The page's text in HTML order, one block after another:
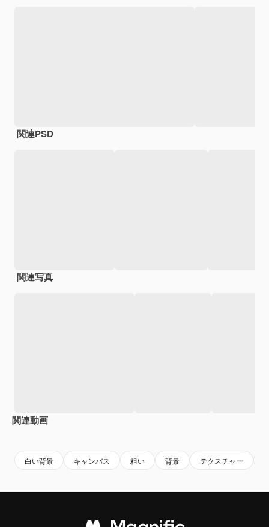
関連PSD
関連写真
関連動画
白い背景 キャンバス 粗い 背景 テクスチャー